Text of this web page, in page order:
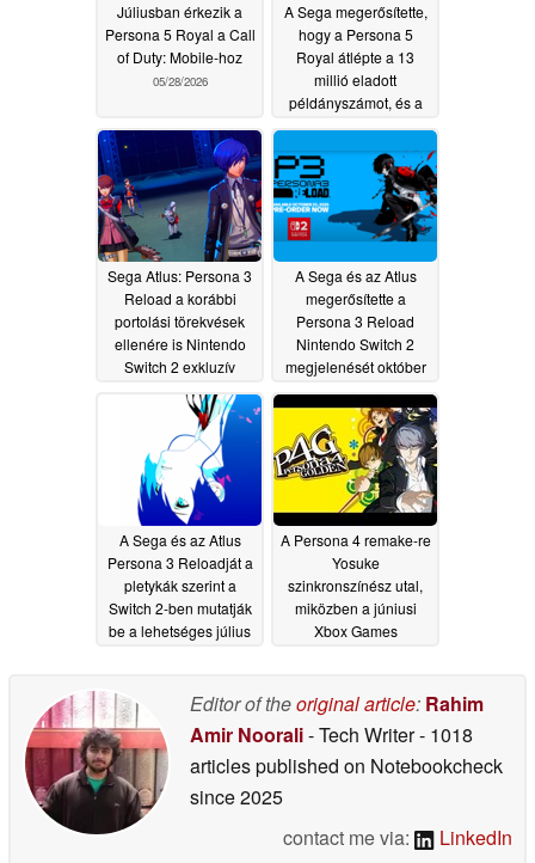
Júliusban érkezik a
Persona 5 Royal a Call
of Duty: Mobile-hoz
05/28/2026
A Sega megerősítette,
hogy a Persona 5
Royal átlépte a 13
millió eladott
példányszámot, és a
meghaladják a 23
milliót
11/07/2025
Sega Atlus: Persona 3
Reload a korábbi
portolási törekvések
ellenére is Nintendo
Switch 2 exkluzív
10/05/2025
A Sega és az Atlus
megerősítette a
Persona 3 Reload
Nintendo Switch 2
megjelenését október
08/01/2025
A Sega és az Atlus
Persona 3 Reloadját a
pletykák szerint a
Switch 2-ben mutatják
be a lehetséges július
A Persona 4 remake-re
Yosuke
szinkronszínész utal,
miközben a júniusi
Xbox Games
kavarognak05/29/2025
Editor of theoriginal article: Rahim
Amir Noorali- Tech Writer- 1018
articles published on Notebookcheck
since 2025
contact me via:
LinkedIn